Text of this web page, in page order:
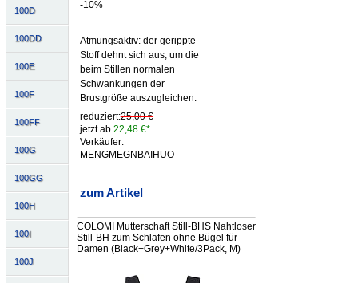
100D
100DD
100E
100F
100FF
100G
100GG
100H
100I
100J
-10%
Atmungsaktiv: der gerippte
Stoff dehnt sich aus, um die
beim Stillen normalen
Schwankungen der
Brustgröße auszugleichen.
reduziert:25,00 €
jetzt ab 22,48 €*
Verkäufer:
MENGMEGNBAIHUO
zum Artikel
COLOMI Mutterschaft Still-BHS Nahtloser
Still-BH zum Schlafen ohne Bügel für
Damen (Black+Grey+White/3Pack, M)